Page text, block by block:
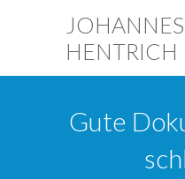
JOHANNES
HENTRICH
Gute